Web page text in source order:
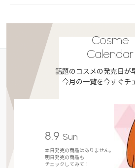
Cosme
Calendar
話題のコスメの発売日が
今月の一覧を今すぐチ
8.9 Sun
本日発売の商品はありません。
明日発売の商品も
チェックしてみて！